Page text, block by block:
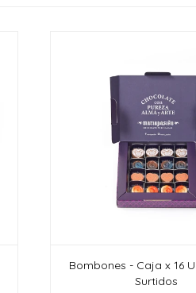
Bombones - Caja x 16
Surtidos